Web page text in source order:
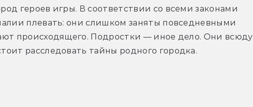
героев игры. В соответствии со всеми законами
плевать: они слишком заняты повседневными
происходящего. Подростки — иное дело. Они всюду
расследовать тайны родного городка.